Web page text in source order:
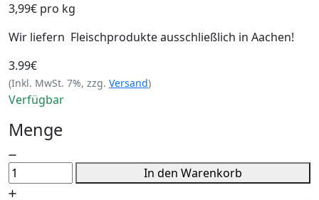
3,99€ pro kg
Wir liefern Fleischprodukte ausschließlich in Aachen!
3.99€
(Inkl. MwSt. 7%, zzg. Versand)
Verfügbar
Menge
In den Warenkorb